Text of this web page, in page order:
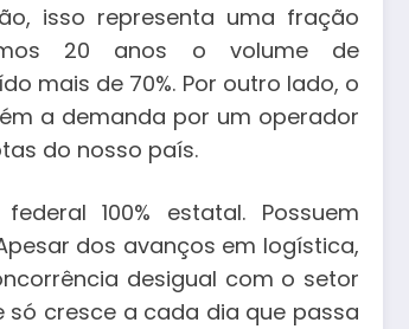
isso representa uma fração
20 anos o volume de
mais de 70%. Por outro lado, o
a demanda por um operador
do nosso país.
100% estatal. Possuem
dos avanços em logística,
desigual com o setor
só cresce a cada dia que passa